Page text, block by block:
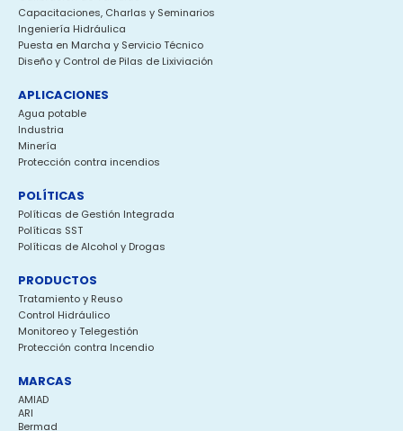
Capacitaciones, Charlas y Seminarios
Ingeniería Hidráulica
Puesta en Marcha y Servicio Técnico
Diseño y Control de Pilas de Lixiviación
APLICACIONES
Agua potable
Industria
Minería
Protección contra incendios
POLÍTICAS
Políticas de Gestión Integrada
Políticas SST
Políticas de Alcohol y Drogas
PRODUCTOS
Tratamiento y Reuso
Control Hidráulico
Monitoreo y Telegestión
Protección contra Incendio
MARCAS
AMIAD
ARI
Bermad